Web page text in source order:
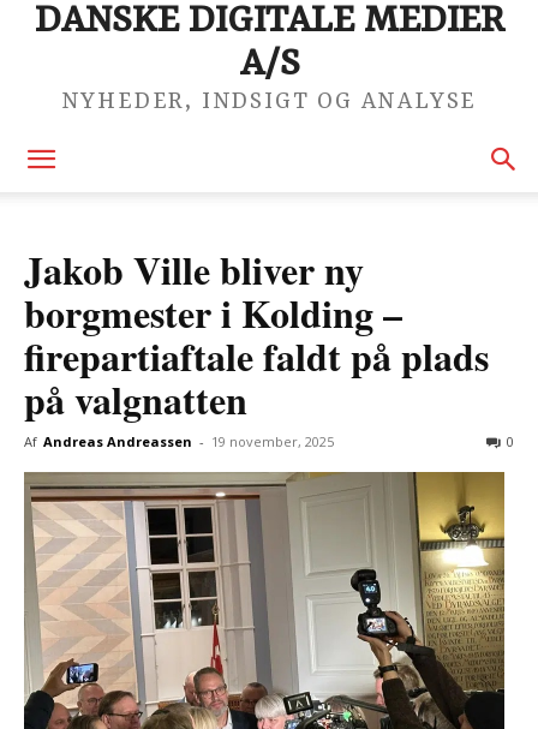
DANSKE DIGITALE MEDIER
A/S
NYHEDER, INDSIGT OG ANALYSE
Jakob Ville bliver ny
borgmester i Kolding –
firepartiaftale faldt på plads
på valgnatten
Af Andreas Andreassen - 19 november, 2025 0